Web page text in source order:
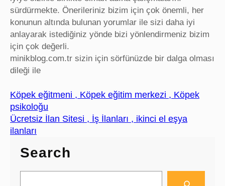
sürdürmekte. Önerileriniz bizim için çok önemli, her
konunun altında bulunan yorumlar ile sizi daha iyi
anlayarak istediğiniz yönde bizi yönlendirmeniz bizim
için çok değerli.
minikblog.com.tr sizin için sörfünüzde bir dalga olması
dileği ile
Köpek eğitmeni , Köpek eğitim merkezi , Köpek
psikoloğu
Ücretsiz İlan Sitesi , İş İlanları , ikinci el eşya
ilanları
Search